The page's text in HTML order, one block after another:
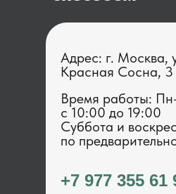
Адрес: г. Москва,
Красная Сосна, 3
+7 977 355 61
Время работы:
с 1 0:00 до 19:00
Суббота и
по